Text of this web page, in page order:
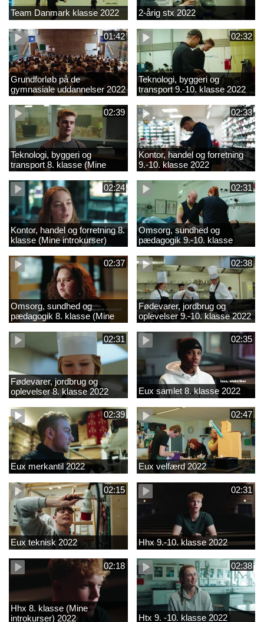
Team Danmark klasse 2022 2-årig stx 2022
01:42
Grundforløb på de
gymnasiale uddannelser 2022
02:32
Teknologi, byggeri og
transport 9.-10. klasse 2022
02:39
Teknologi, byggeri og
transport 8. klasse (Mine
introkurser) 2022
02:33
Kontor, handel og forretning
9.-10. klasse 2022
02:24
Kontor, handel og forretning 8.
klasse (Mine introkurser)
2022
02:31
Omsorg, sundhed og
pædagogik 9.-10. klasse
2022
02:37
Omsorg, sundhed og
pædagogik 8. klasse (Mine
introkurser) 2022
02:38
Fødevarer, jordbrug og
oplevelser 9.-10. klasse 2022
02:31
Fødevarer, jordbrug og
oplevelser 8. klasse 2022
02:35
Eux samlet 8. klasse 2022
02:39
Eux merkantil 2022
02:47
Eux velfærd 2022
02:15
Eux teknisk 2022
02:31
Hhx 9.-10. klasse 2022
02:18
Hhx 8. klasse (Mine
introkurser) 2022
02:38
Htx 9. -10. klasse 2022